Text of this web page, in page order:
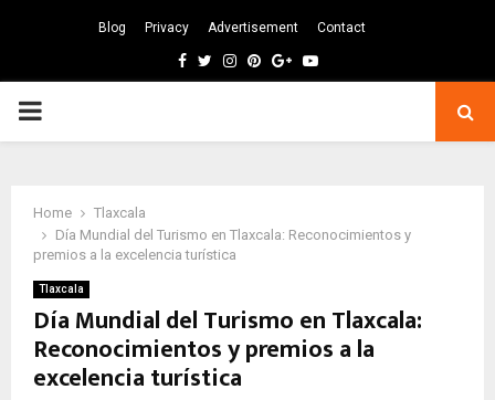
Blog Privacy Advertisement Contact
Facebook
TwitterInstagram
Pinterest
GoogleYoutube
PRIMARY
Home
Tlaxcala
Día Mundial del Turismo en Tlaxcala: Reconocimientos y
premios a la excelencia turística
Tlaxcala
Día Mundial del Turismo en Tlaxcala:
Reconocimientos y premios a la
excelencia turística